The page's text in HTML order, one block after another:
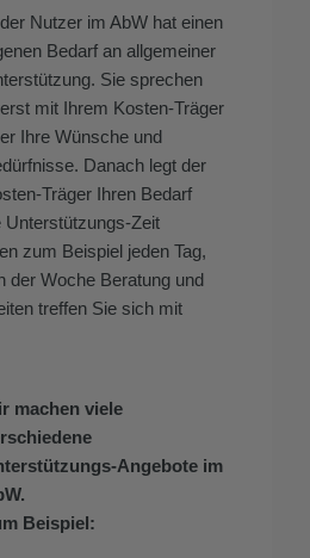
Nutzer im AbW hat einen
Bedarf an allgemeiner
Sie sprechen
mit Ihrem Kosten-Träger
Ihre Wünsche und
Danach legt der
Träger Ihren Bedarf
Zeit
zum Beispiel jeden Tag,
der Woche Beratung und
treffen Sie sich mit
machen viele
Angebote im
Beispiel: